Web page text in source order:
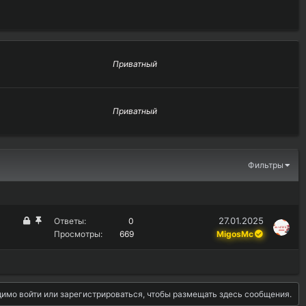
Приватный
Приватный
Фильтры
З
З
Ответы
0
Просмотры
669
27.01.2025
MigosMc
войти или зарегистрироваться, чтобы размещать здесь сообщения.